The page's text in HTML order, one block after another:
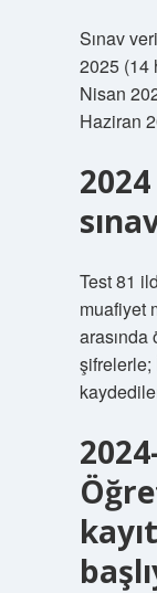
Sınav
2025 (14
Nisan
Haziran
Test 81
muafiyet
arasında
şifrelerle;